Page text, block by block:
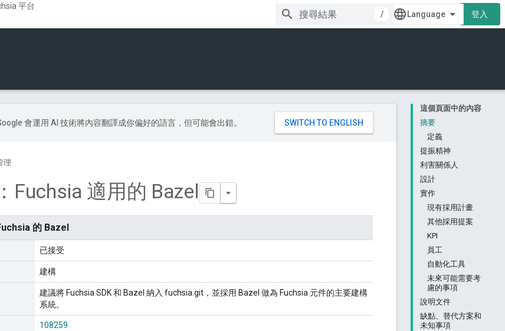
平台
/
登入
這個頁面中的內容
摘要
定義
提振精神
利害關係人
設計
實作
現有採用計畫
其他採用提案
KPI
員工
自動化工具
未來可能需要考
慮的事項
說明文件
缺點、替代方案和
未知事項
會運用 AI 技術將內容翻譯成你偏好的語言，但可能會出錯。
理
Fuchsia 適用的 Bazel
的 Bazel
已接受
建構
建議將 Fuchsia SDK 和 Bazel 納入 fuchsia.git，並採用 Bazel 做為 Fuchsia 元件的主要建構
系統。
108259